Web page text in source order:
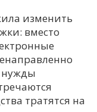
изменить
вместо
нужды
тратятся на